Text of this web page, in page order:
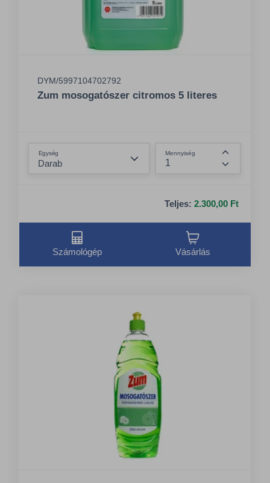
DYM/5997104702792
Zum mosogatószer citromos 5 literes
Egység Mennyiség
Összeg
Teljes: 2.300,00 Ft
Számológép Vásárlás